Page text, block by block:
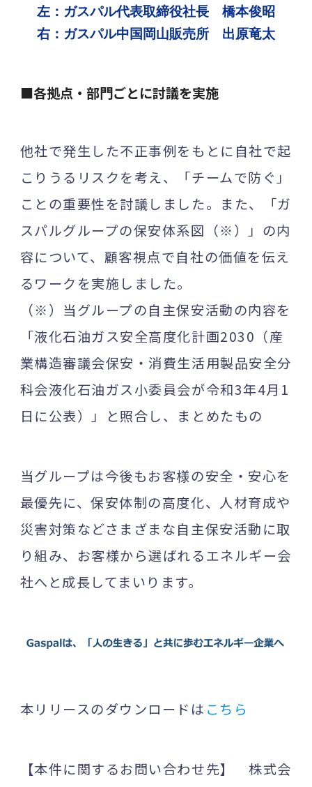
左：ガスパル代表取締役社長 橋本俊昭
右：ガスパル中国岡山販売所 出原竜太
■各拠点・部門ごとに討議を実施
他社で発生した不正事例をもとに自社で起
こりうるリスクを考え、「チームで防ぐ」
ことの重要性を討議しました。また、「ガ
スパルグループの保安体系図（※）」の内
容について、顧客視点で自社の価値を伝え
るワークを実施しました。
（※）当グループの自主保安活動の内容を
「液化石油ガス安全高度化計画2030（産
業構造審議会保安・消費生活用製品安全分
科会液化石油ガス小委員会が令和3年4月1
日に公表）」と照合し、まとめたもの
当グループは今後もお客様の安全・安心を
最優先に、保安体制の高度化、人材育成や
災害対策などさまざまな自主保安活動に取
り組み、お客様から選ばれるエネルギー会
社へと成長してまいります。
本リリースのダウンロードは こちら
【本件に関するお問い合わせ先】 株式会